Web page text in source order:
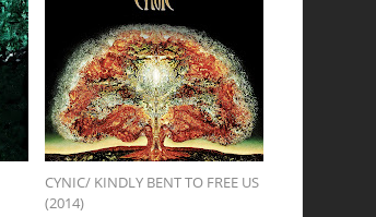
CYNIC/ KINDLY BENT TO FREE US
(2014)